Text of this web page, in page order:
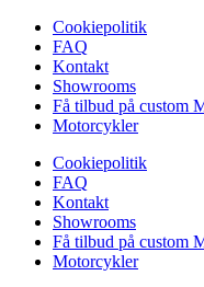
Cookiepolitik
FAQ
Kontakt
Showrooms
Få tilbud på custom
Motorcykler
Cookiepolitik
FAQ
Kontakt
Showrooms
Få tilbud på custom
Motorcykler